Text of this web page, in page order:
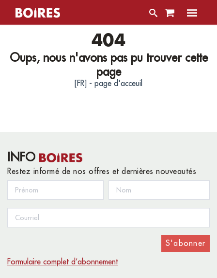
404
Oups, nous n'avons pas pu trouver cette
page
[FR] - page d'acceuil
INFO
Restez informé de nos offres et dernières nouveautés
S'abonner
Formulaire complet d’abonnement